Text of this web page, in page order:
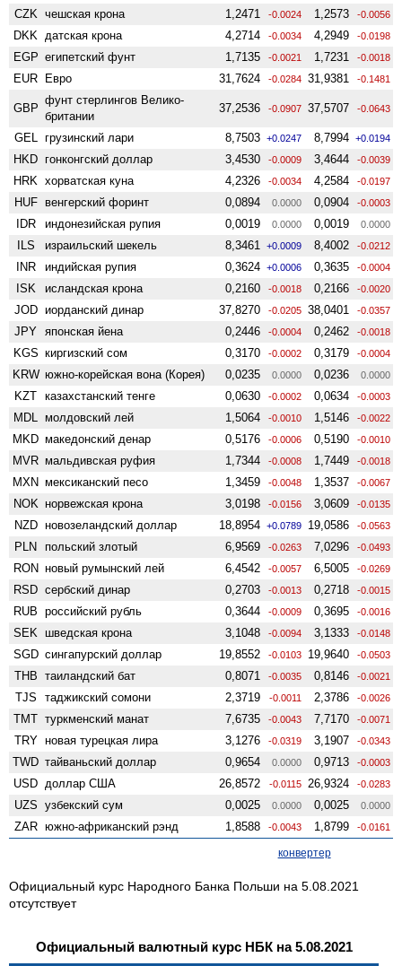
CZK чешская крона 1,2471 -0.0024 1,2573 -0.0056
DKK датская крона 4,2714 -0.0034 4,2949 -0.0198
EGP египетский фунт 1,7135 -0.0021 1,7231 -0.0018
EUR Евро 31,7624 -0.0284 31,9381 -0.1481
GBP
фунт стерлингов Велико­
британии
37,2536 -0.0907 37,5707 -0.0643
GEL грузинский лари 8,7503 +0.0247 8,7994 +0.0194
HKD гонконгский доллар 3,4530 -0.0009 3,4644 -0.0039
HRK хорватская куна 4,2326 -0.0034 4,2584 -0.0197
HUF венгерский форинт 0,0894 0.0000 0,0904 -0.0003
IDR индонезийская рупия 0,0019 0.0000 0,0019 0.0000
ILS израильский шекель 8,3461 +0.0009 8,4002 -0.0212
INR индийская рупия 0,3624 +0.0006 0,3635 -0.0004
ISK исландская крона 0,2160 -0.0018 0,2166 -0.0020
JOD иорданский динар 37,8270 -0.0205 38,0401 -0.0357
JPY японская йена 0,2446 -0.0004 0,2462 -0.0018
KGS киргизский сом 0,3170 -0.0002 0,3179 -0.0004
KRW южно-корейская вона (Корея) 0,0235 0.0000 0,0236 0.0000
KZT казахстанский тенге 0,0630 -0.0002 0,0634 -0.0003
MDL молдовский лей 1,5064 -0.0010 1,5146 -0.0022
MKD македонский денар 0,5176 -0.0006 0,5190 -0.0010
MVR мальдивская руфия 1,7344 -0.0008 1,7449 -0.0018
MXN мексиканский песо 1,3459 -0.0048 1,3537 -0.0067
NOK норвежская крона 3,0198 -0.0156 3,0609 -0.0135
NZD ново­зеландский доллар 18,8954 +0.0789 19,0586 -0.0563
PLN польский злотый 6,9569 -0.0263 7,0296 -0.0493
RON новый румынский лей 6,4542 -0.0057 6,5005 -0.0269
RSD сербский динар 0,2703 -0.0013 0,2718 -0.0015
RUB российский рубль 0,3644 -0.0009 0,3695 -0.0016
SEK шведская крона 3,1048 -0.0094 3,1333 -0.0148
SGD сингапурский доллар 19,8552 -0.0103 19,9640 -0.0503
THB таиландский бат 0,8071 -0.0035 0,8146 -0.0021
TJS таджикский сомони 2,3719 -0.0011 2,3786 -0.0026
TMT туркменский манат 7,6735 -0.0043 7,7170 -0.0071
TRY новая турецкая лира 3,1276 -0.0319 3,1907 -0.0343
TWD тайваньский доллар 0,9654 0.0000 0,9713 -0.0003
USD доллар США 26,8572 -0.0115 26,9324 -0.0283
UZS узбекский сум 0,0025 0.0000 0,0025 0.0000
ZAR южно-африканский рэнд 1,8588 -0.0043 1,8799 -0.0161
конвертер
Официальный курс Народного Банка Польши на 5.08.2021
отсутствует
Официальный валютный курс НБК на 5.08.2021